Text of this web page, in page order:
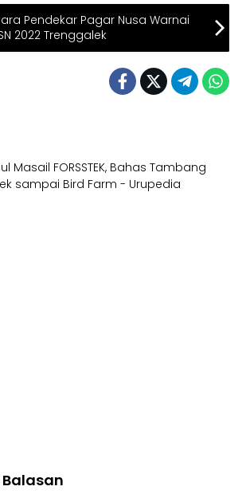
Pendekar Pagar Nusa Warnai
2022 Trenggalek
Masail FORSSTEK, Bahas Tambang
sampai Bird Farm - Urupedia